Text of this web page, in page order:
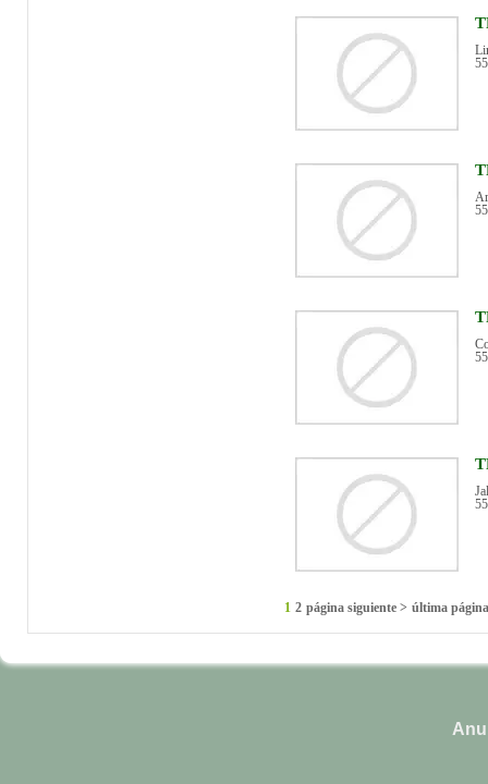
1 2 página siguiente > última